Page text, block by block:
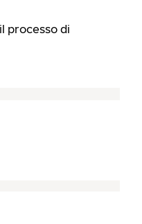
processo di